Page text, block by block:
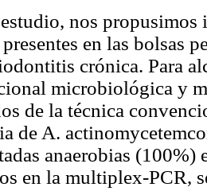
nos propusimos
presentes en las bolsas
crónica. Para
microbiológica y
de la técnica
de A.
anaerobias (100%)
en la multiplex-PCR,